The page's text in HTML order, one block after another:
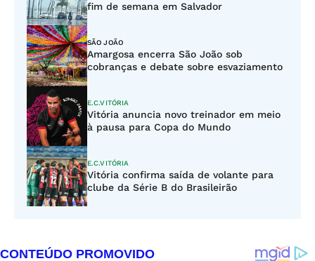
fim de semana em Salvador
SÃO JOÃO
Amargosa encerra São João sob
cobranças e debate sobre esvaziamento
E.C.VITÓRIA
Vitória anuncia novo treinador em meio
à pausa para Copa do Mundo
E.C.VITÓRIA
Vitória confirma saída de volante para
clube da Série B do Brasileirão